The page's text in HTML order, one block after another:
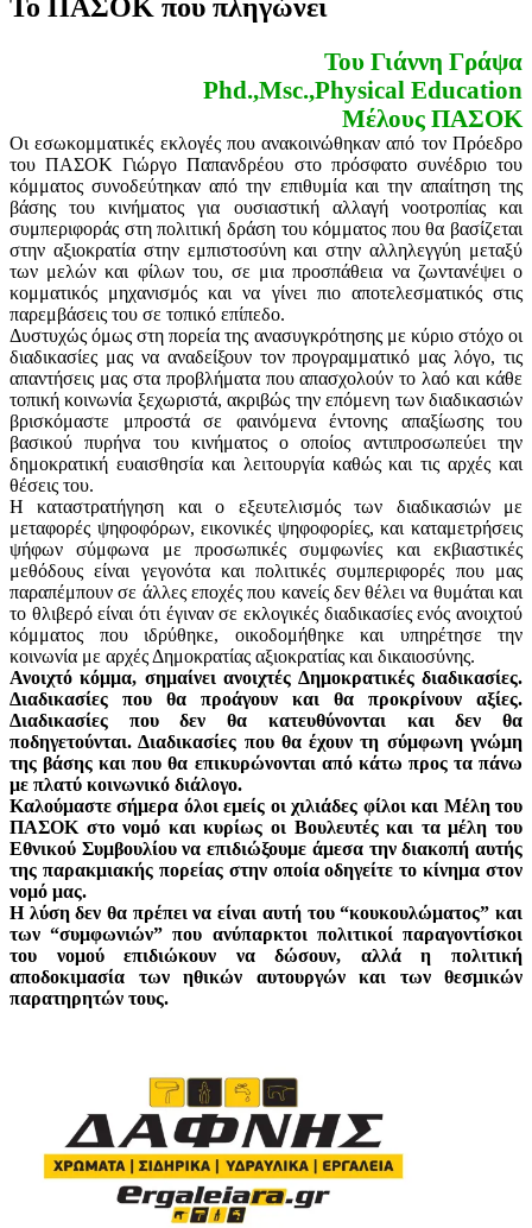
Το ΠΑΣΟΚ που πληγώνει
Του Γιάννη Γράψα
Phd.,Msc.,Physical Education
Μέλους ΠΑΣΟΚ
Οι εσωκομματικές εκλογές που ανακοινώθηκαν από τον Πρόεδρο
του ΠΑΣΟΚ Γιώργο Παπανδρέου στο πρόσφατο συνέδριο του
κόμματος συνοδεύτηκαν από την επιθυμία και την απαίτηση της
βάσης του κινήματος για ουσιαστική αλλαγή νοοτροπίας και
συμπεριφοράς στη πολιτική δράση του κόμματος που θα βασίζεται
στην αξιοκρατία στην εμπιστοσύνη και στην αλληλεγγύη μεταξύ
των μελών και φίλων του, σε μια προσπάθεια να ζωντανέψει ο
κομματικός μηχανισμός και να γίνει πιο αποτελεσματικός στις
παρεμβάσεις του σε τοπικό επίπεδο.
Δυστυχώς όμως στη πορεία της ανασυγκρότησης με κύριο στόχο οι
διαδικασίες μας να αναδείξουν τον προγραμματικό μας λόγο, τις
απαντήσεις μας στα προβλήματα που απασχολούν το λαό και κάθε
τοπική κοινωνία ξεχωριστά, ακριβώς την επόμενη των διαδικασιών
βρισκόμαστε μπροστά σε φαινόμενα έντονης απαξίωσης του
βασικού πυρήνα του κινήματος ο οποίος αντιπροσωπεύει την
δημοκρατική ευαισθησία και λειτουργία καθώς και τις αρχές και
θέσεις του.
Η καταστρατήγηση και ο εξευτελισμός των διαδικασιών με
μεταφορές ψηφοφόρων, εικονικές ψηφοφορίες, και καταμετρήσεις
ψήφων σύμφωνα με προσωπικές συμφωνίες και εκβιαστικές
μεθόδους είναι γεγονότα και πολιτικές συμπεριφορές που μας
παραπέμπουν σε άλλες εποχές που κανείς δεν θέλει να θυμάται και
το θλιβερό είναι ότι έγιναν σε εκλογικές διαδικασίες ενός ανοιχτού
κόμματος που ιδρύθηκε, οικοδομήθηκε και υπηρέτησε την
κοινωνία με αρχές Δημοκρατίας αξιοκρατίας και δικαιοσύνης.
Ανοιχτό κόμμα, σημαίνει ανοιχτές Δημοκρατικές διαδικασίες.
Διαδικασίες που θα προάγουν και θα προκρίνουν αξίες.
Διαδικασίες που δεν θα κατευθύνονται και δεν θα
ποδηγετούνται. Διαδικασίες που θα έχουν τη σύμφωνη γνώμη
της βάσης και που θα επικυρώνονται από κάτω προς τα πάνω
με πλατύ κοινωνικό διάλογο.
Καλούμαστε σήμερα όλοι εμείς οι χιλιάδες φίλοι και Μέλη του
ΠΑΣΟΚ στο νομό και κυρίως οι Βουλευτές και τα μέλη του
Εθνικού Συμβουλίου να επιδιώξουμε άμεσα την διακοπή αυτής
της παρακμιακής πορείας στην οποία οδηγείτε το κίνημα στον
νομό μας.
Η λύση δεν θα πρέπει να είναι αυτή του “κουκουλώματος” και
των “συμφωνιών” που ανύπαρκτοι πολιτικοί παραγοντίσκοι
του νομού επιδιώκουν να δώσουν, αλλά η πολιτική
αποδοκιμασία των ηθικών αυτουργών και των θεσμικών
παρατηρητών τους.